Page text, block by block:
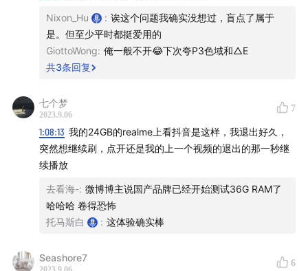
Nixon：XR硬件产品经理、前机器人产品经理、科技媒体
嘉宾：
杜晨：「科技早知道」主播，前驻硅谷科技记者
剪辑：
本期节目合作方-科技早知道 ：由声动活泼制作播出，是国
内领先的科技类音频节目
时间轴和参考信息
Nixon_Hu : 诶这个问题我确实没想过，盲点了属于
是。但至少平时都挺爱用的
GiottoWong: 俺一般不开😂下次夸P3色域和△E
共3条回复
七个梦
2023.9.06
7
1:08:13 我的24GB的realme上看抖音是这样，我退出好久，
突然想继续刷，点开还是我的上一个视频的退出的那一秒继
续播放
去看海-: 微博博主说国产品牌已经开始测试36G RAM了
哈哈哈 卷得恐怖
托马斯白
: 这体验确实棒
Seashore7 6